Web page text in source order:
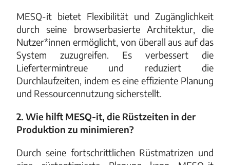
MESQ-it bietet Flexibilität und Zugänglichkeit
durch seine browserbasierte Architektur, die
Nutzer*innen ermöglicht, von überall aus auf das
System zuzugreifen. Es verbessert die
Liefertermintreue und reduziert die
Durchlaufzeiten, indem es eine effiziente Planung
und Ressourcennutzung sicherstellt.
2. Wie hilft MESQ-it, die Rüstzeiten in der
Produktion zu minimieren?
Durch seine fortschrittlichen Rüstmatrizen und